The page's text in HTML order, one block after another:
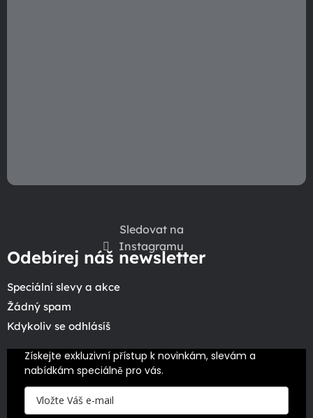
Sledovat na
Instagramu
Odebírej náš newsletter
Speciální slevy a akce
Žádný spam
Kdykoliv se odhlásíš
Získejte exkluzivní přístup k novinkám, slevám a
nabídkám speciálně pro vás.